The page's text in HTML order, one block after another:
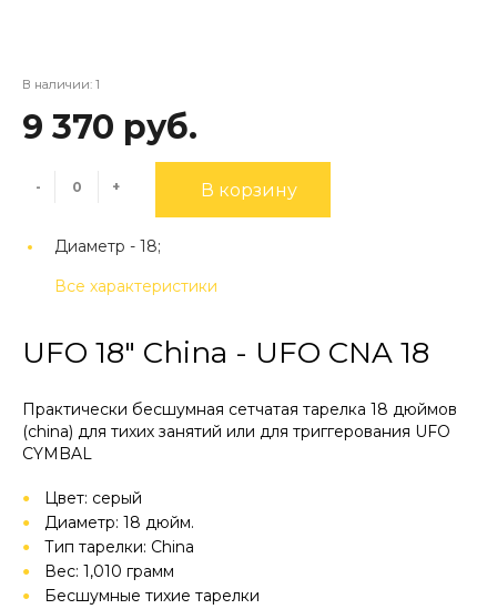
В наличии: 1
9 370 руб.
- + В корзину
Диаметр - 18;
Все характеристики
UFO 18″ China - UFO CNA 18
Практически бесшумная сетчатая тарелка 18 дюймов
(china) для тихих занятий или для триггерования UFO
CYMBAL
Цвет: серый
Диаметр: 18 дюйм.
Тип тарелки: China
Вес: 1,010 грамм
Бесшумные тихие тарелки